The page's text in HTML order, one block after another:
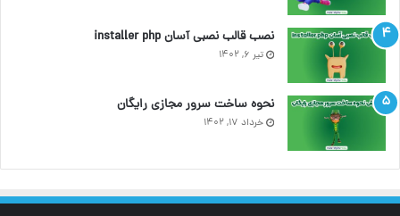
نصب قالب نصبی آسان installer php
تیر ۶, ۱۴۰۲
نحوه ساخت سرور مجازی رایگان
خرداد ۱۷, ۱۴۰۲